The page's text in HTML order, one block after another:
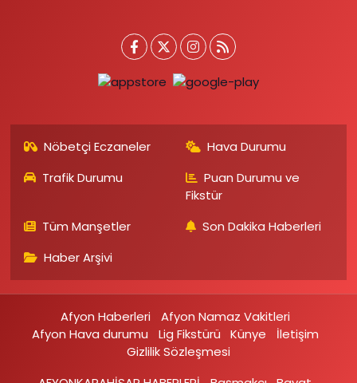
Nöbetçi Eczaneler
Hava Durumu
Trafik Durumu
Puan Durumu ve
Fikstür
Tüm Manşetler
Son Dakika Haberleri
Haber Arşivi
Afyon Haberleri
Afyon Namaz Vakitleri
Afyon Hava durumu
Lig Fikstürü Künye
İletişim
Gizlilik Sözleşmesi